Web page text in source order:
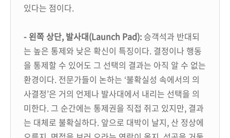
있다는 점이다.
- 왼쪽 상단, 발사대(Launch Pad): 승객석과 반대되
는 높은 통제와 낮은 확신이 특징이다. 결정이나 행동
을 통제할 수 있어도 그 선택의 결과는 아직 알 수 없는
환경이다. 전문가들이 논하는 ‘불확실성 속에서의 의
사결정’은 거의 언제나 발사대에서 내리는 선택을 의
미한다. 그 순간에는 통제권을 직접 쥐고 있지만, 결과
는 대체로 불확실하다. 앞으로 대박이 날지, 산 정상에